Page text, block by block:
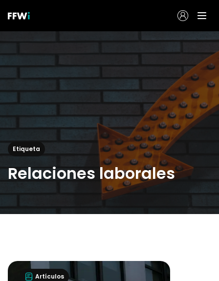
Etiqueta
Relaciones laborales
Artículos